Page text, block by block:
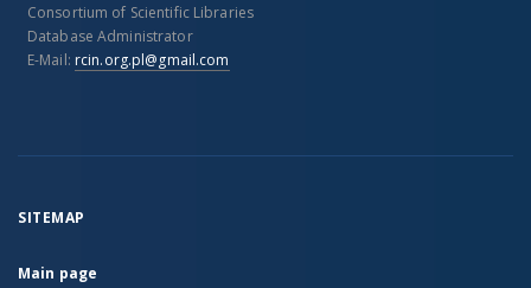
Consortium of Scientific Libraries
Database Administrator
E-Mail: rcin.org.pl@gmail.com
SITEMAP
Main page